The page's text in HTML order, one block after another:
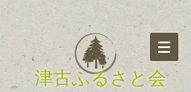
津古ふるさと会